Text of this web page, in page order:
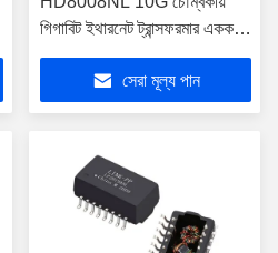
গিগাবিট ইথারনেট ট্রান্সফরমার একক
পোর্ট SMD LP7008NL
সেরা মূল্য পান